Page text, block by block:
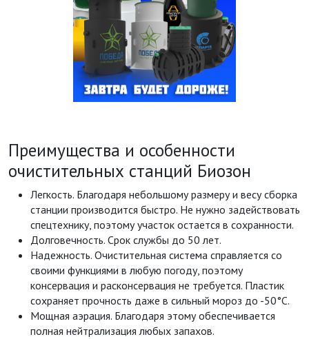
Преимущества и особенности
очистительных станций Биозон
Легкость. Благодаря небольшому размеру и весу сборка
станции производится быстро. Не нужно задействовать
спецтехнику, поэтому участок остается в сохранности.
Долговечность. Срок службы до 50 лет.
Надежность. Очистительная система справляется со
своими функциями в любую погоду, поэтому
консервация и расконсервация не требуется. Пластик
сохраняет прочность даже в сильный мороз до -50°С.
Мощная аэрация. Благодаря этому обеспечивается
полная нейтрализация любых запахов.